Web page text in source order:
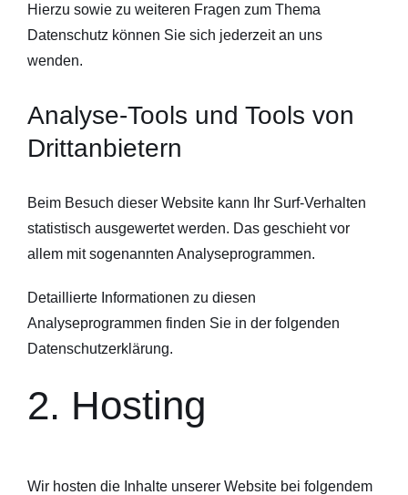
Hierzu sowie zu weiteren Fragen zum Thema
Datenschutz können Sie sich jederzeit an uns
wenden.
Analyse-Tools und Tools von
Dritt­anbietern
Beim Besuch dieser Website kann Ihr Surf-Verhalten
statistisch ausgewertet werden. Das geschieht vor
allem mit sogenannten Analyseprogrammen.
Detaillierte Informationen zu diesen
Analyseprogrammen finden Sie in der folgenden
Datenschutzerklärung.
2. Hosting
Wir hosten die Inhalte unserer Website bei folgendem